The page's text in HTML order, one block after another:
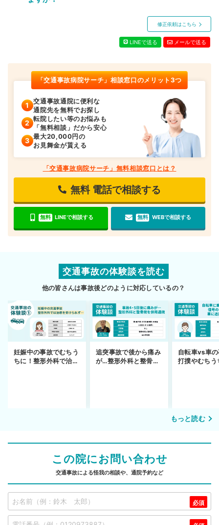
修正依頼はこちら
LINEで送る メールで送る
「交通事故病院サーチ」相談窓口のメリット3つ
交通事故通院に便利な
通院先を無料でお探し
転院したい等のお悩みも
「無料相談」だから安心
最大20,000円の
お見舞金が貰える
「交通事故病院サーチ」無料相談窓口とは？
無料 電話で相談する
無料 LINEで相談する 無料 WEBで相談する
交通事故の体験談を読む
他の皆さんは事故後どのように対応しているの？
妊娠中の事故でむちう
ちに！整形外科で治療
追突事故で後から痛み
が…整形外科と整骨院
自転車vs車
打撲やむちう
もっと読む
この院にお問い合わせ
交通事故による怪我の相談や、通院予約など